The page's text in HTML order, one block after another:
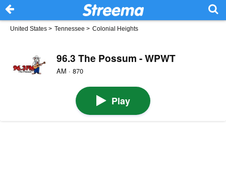
United States > Tennessee > Colonial Heights
96.3 The Possum - WPWT
AM · 870
Play